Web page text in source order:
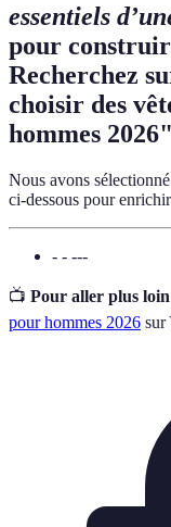
essentiels
pour
Recherchez
choisir des
hommes
Nous avons
ci-dessous pour
- - ---
📺 Pour aller plus
pour hommes 2026 sur